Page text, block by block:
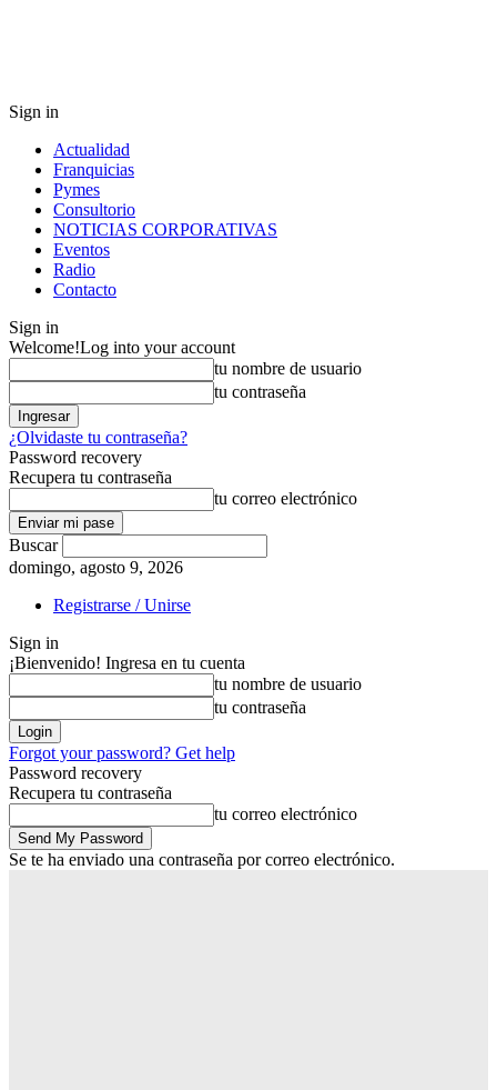
Sign in
Actualidad
Franquicias
Pymes
Consultorio
NOTICIAS CORPORATIVAS
Eventos
Radio
Contacto
Sign in
Welcome!Log into your account
tu nombre de usuario
tu contraseña
¿Olvidaste tu contraseña?
Password recovery
Recupera tu contraseña
tu correo electrónico
Buscar
domingo, agosto 9, 2026
Registrarse / Unirse
Sign in
¡Bienvenido! Ingresa en tu cuenta
tu nombre de usuario
tu contraseña
Forgot your password? Get help
Password recovery
Recupera tu contraseña
tu correo electrónico
Se te ha enviado una contraseña por correo electrónico.